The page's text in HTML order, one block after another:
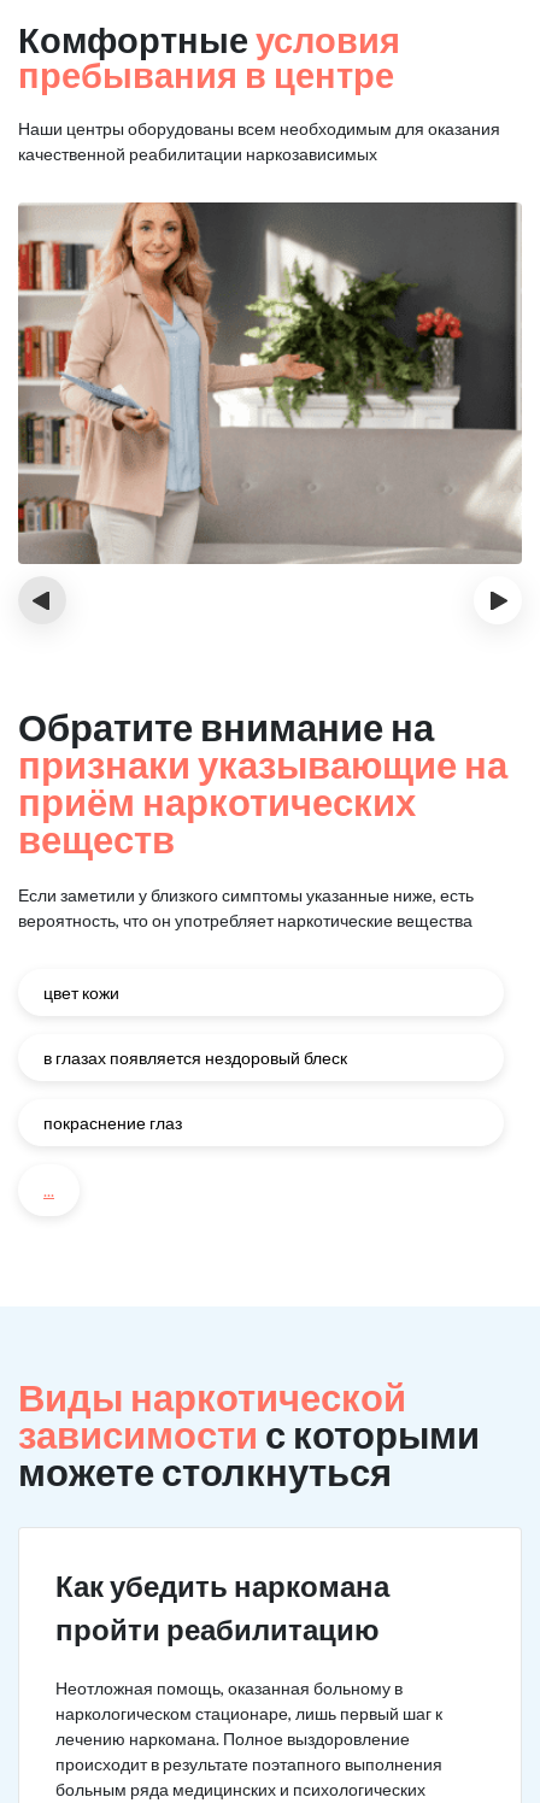
Комфортные условия
пребывания в центре
Наши центры оборудованы всем необходимым для оказания
качественной реабилитации наркозависимых
‹ ›
Обратите внимание на
признаки указывающие на
приём наркотических
веществ
Если заметили у близкого симптомы указанные ниже, есть
вероятность, что он употребляет наркотические вещества
цвет кожи
в глазах появляется нездоровый блеск
покраснение глаз
...
Виды наркотической
зависимости с которыми
можете столкнуться
Как убедить наркомана
пройти реабилитацию
Неотложная помощь, оказанная больному в
наркологическом стационаре, лишь первый шаг к
лечению наркомана. Полное выздоровление
происходит в результате поэтапного выполнения
больным ряда медицинских и психологических